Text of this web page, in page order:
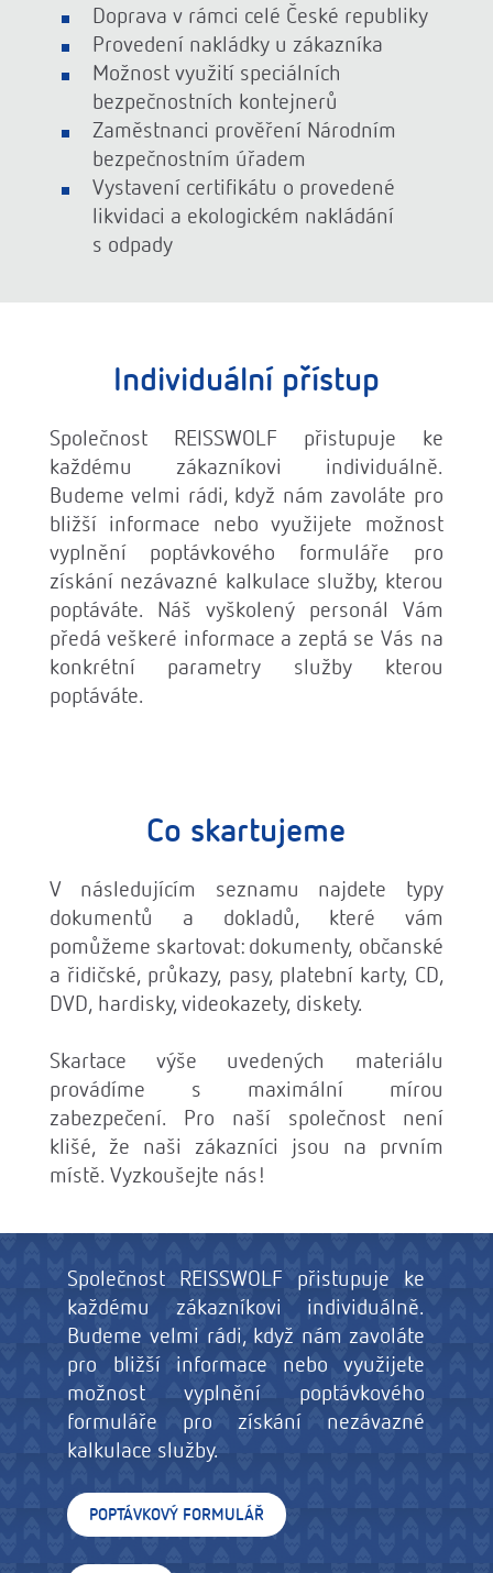
Doprava v rámci celé České republiky
Provedení nakládky u zákazníka
Možnost využití speciálních
bezpečnostních kontejnerů
Zaměstnanci prověření Národním
bezpečnostním úřadem
Vystavení certifikátu o provedené
likvidaci a ekologickém nakládání
s odpady
Individuální přístup
Společnost REISSWOLF přistupuje ke
každému zákazníkovi individuálně.
Budeme velmi rádi, když nám zavoláte pro
bližší informace nebo využijete možnost
vyplnění poptávkového formuláře pro
získání nezávazné kalkulace služby, kterou
poptáváte. Náš vyškolený personál Vám
předá veškeré informace a zeptá se Vás na
konkrétní parametry služby kterou
poptáváte.
Co skartujeme
V následujícím seznamu najdete typy
dokumentů a dokladů, které vám
pomůžeme skartovat: dokumenty, občanské
a řidičské, průkazy, pasy, platební karty, CD,
DVD, hardisky, videokazety, diskety.
Skartace výše uvedených materiálu
provádíme s maximální mírou
zabezpečení. Pro naší společnost není
klišé, že naši zákazníci jsou na prvním
místě. Vyzkoušejte nás!
Společnost REISSWOLF přistupuje ke
každému zákazníkovi individuálně.
Budeme velmi rádi, když nám zavoláte
pro bližší informace nebo využijete
možnost vyplnění poptávkového
formuláře pro získání nezávazné
kalkulace služby.
POPTÁVKOVÝ FORMULÁŘ